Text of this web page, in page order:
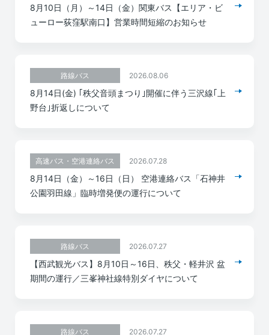
8月10日（月）～14日（金）関東バス【エリア・ビ
ューロー荻窪駅南口】営業時間短縮のお知らせ
路線バス 2026.08.06
8月14日(金) ｢秩父音頭まつり｣開催に伴う三沢線｢上
野台｣折返しについて
高速バス・空港連絡バス 2026.07.28
8月14日（金）～16日（日） 空港連絡バス「石神井
公園羽田線」臨時増発便の運行について
路線バス 2026.07.27
【西武観光バス】8月10日～16日、秩父・軽井沢 盆
期間の運行／三峯神社線特別ダイヤについて
路線バス 2026.07.27